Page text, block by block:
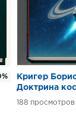
Кригер
Доктрина
экспансии
188